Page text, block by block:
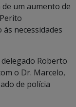
de um aumento de
necessidades
Roberto
o Dr. Marcelo,
de polícia